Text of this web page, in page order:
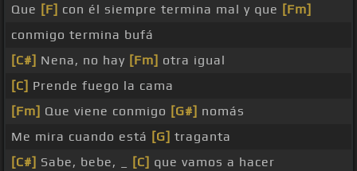
Que [F] con él siempre termina mal y que [Fm]
conmigo termina bufá
[C#] Nena, no hay [Fm] otra igual
[C] Prende fuego la cama
[Fm] Que viene conmigo [G#] nomás
Me mira cuando está [G] traganta
[C#] Sabe, bebe, _ [C] que vamos a hacer